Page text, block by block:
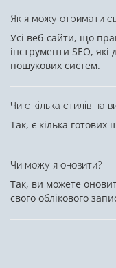
Як я можу отримати
Усі веб-сайти, що
інструменти SEO,
пошукових систем.
Чи є кілька стилів на
Так, є кілька готових
Чи можу я оновити?
Так, ви можете
свого облікового